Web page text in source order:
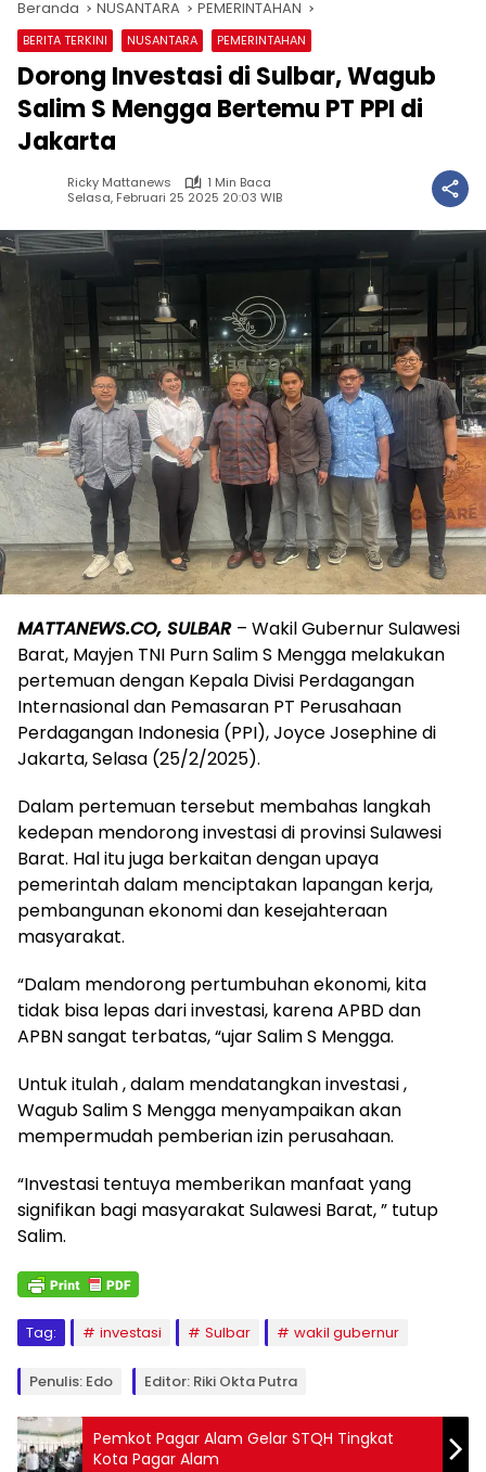
Beranda NUSANTARA PEMERINTAHAN
BERITA TERKINI NUSANTARA PEMERINTAHAN
Dorong Investasi di Sulbar, Wagub
Salim S Mengga Bertemu PT PPI di
Jakarta
Ricky Mattanews
1 Min Baca
Selasa, Februari 25 2025 20:03 WIB
MATTANEWS.CO, SULBAR – Wakil Gubernur Sulawesi
Barat, Mayjen TNI Purn Salim S Mengga melakukan
pertemuan dengan Kepala Divisi Perdagangan
Internasional dan Pemasaran PT Perusahaan
Perdagangan Indonesia (PPI), Joyce Josephine di
Jakarta, Selasa (25/2/2025).
Dalam pertemuan tersebut membahas langkah
kedepan mendorong investasi di provinsi Sulawesi
Barat. Hal itu juga berkaitan dengan upaya
pemerintah dalam menciptakan lapangan kerja,
pembangunan ekonomi dan kesejahteraan
masyarakat.
“Dalam mendorong pertumbuhan ekonomi, kita
tidak bisa lepas dari investasi, karena APBD dan
APBN sangat terbatas, “ujar Salim S Mengga.
Untuk itulah , dalam mendatangkan investasi ,
Wagub Salim S Mengga menyampaikan akan
mempermudah pemberian izin perusahaan.
“Investasi tentuya memberikan manfaat yang
signifikan bagi masyarakat Sulawesi Barat, ” tutup
Salim.
Tag: investasi Sulbar wakil gubernur
Penulis: Edo Editor: Riki Okta Putra
Pemkot Pagar Alam Gelar STQH Tingkat
Kota Pagar Alam